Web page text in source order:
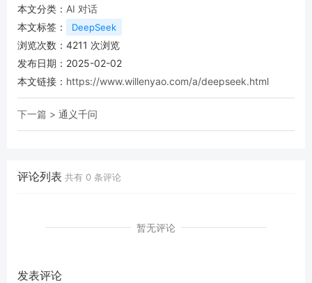
本文分类： AI 对话
本文标签：
DeepSeek
浏览次数： 4211 次浏览
发布日期：2025-02-02
本文链接： https://www.willenyao.com/a/deepseek.html
下一篇 > 通义千问
评论列表 共有 0 条评论
暂无评论
发表评论